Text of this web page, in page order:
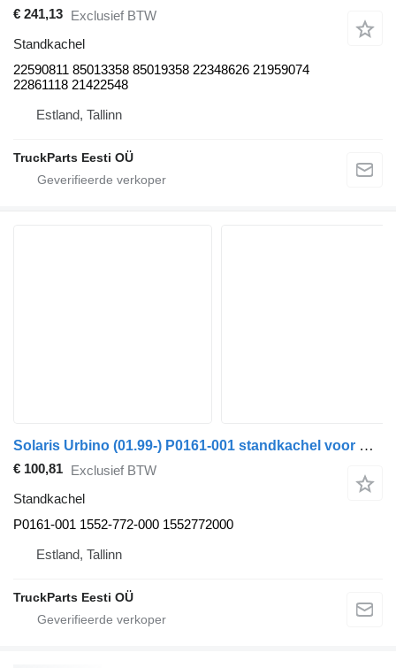
€ 241,13 Exclusief BTW
Standkachel
22590811 85013358 85019358 22348626 21959074
22861118 21422548
Estland, Tallinn
TruckParts Eesti OÜ
Solaris Urbino (01.99-) P0161-001 standkachel voor Solaris Urbino, Alpino, Vacanza (1999-) bus
€ 100,81 Exclusief BTW
Standkachel
P0161-001 1552-772-000 1552772000
Estland, Tallinn
TruckParts Eesti OÜ